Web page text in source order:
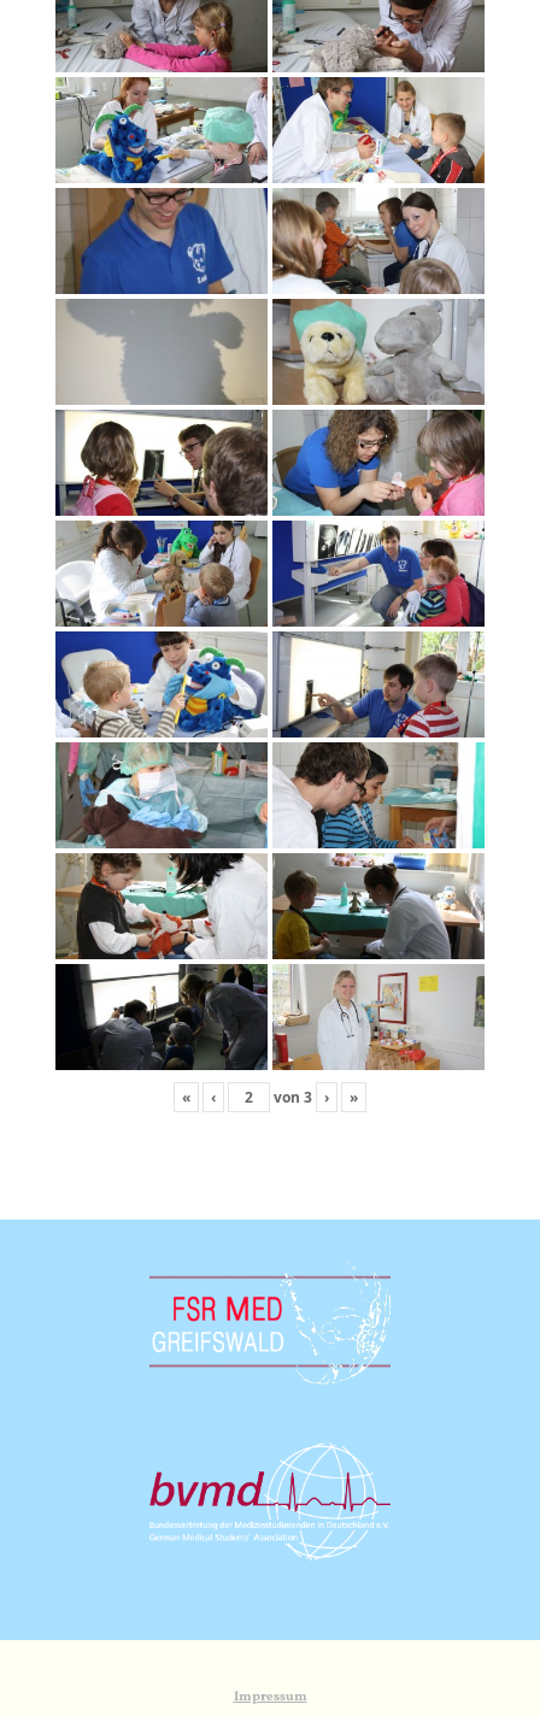
« ‹ von 3 › »
Impressum